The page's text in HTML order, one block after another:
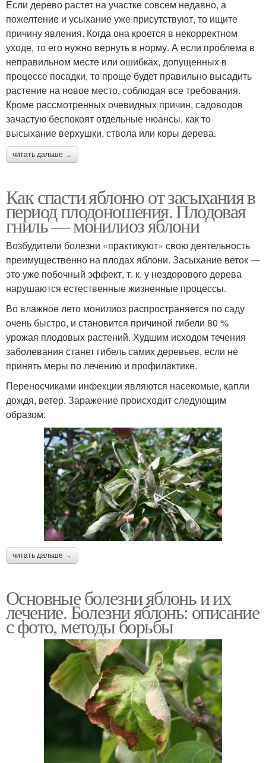
Если дерево растет на участке совсем недавно, а
пожелтение и усыхание уже присутствуют, то ищите
причину явления. Когда она кроется в некорректном
уходе, то его нужно вернуть в норму. А если проблема в
неправильном месте или ошибках, допущенных в
процессе посадки, то проще будет правильно высадить
растение на новое место, соблюдая все требования.
Кроме рассмотренных очевидных причин, садоводов
зачастую беспокоят отдельные нюансы, как то
высыхание верхушки, ствола или коры дерева.
читать дальше →
Как спасти яблоню от засыхания в
период плодоношения. Плодовая
гниль — монилиоз яблони
Возбудители болезни «практикуют» свою деятельность
преимущественно на плодах яблони. Засыхание веток —
это уже побочный эффект, т. к. у нездорового дерева
нарушаются естественные жизненные процессы.
Во влажное лето монилиоз распространяется по саду
очень быстро, и становится причиной гибели 80 %
урожая плодовых растений. Худшим исходом течения
заболевания станет гибель самих деревьев, если не
принять меры по лечению и профилактике.
Переносчиками инфекции являются насекомые, капли
дождя, ветер. Заражение происходит следующим
образом:
читать дальше →
Основные болезни яблонь и их
лечение. Болезни яблонь: описание
с фото, методы борьбы